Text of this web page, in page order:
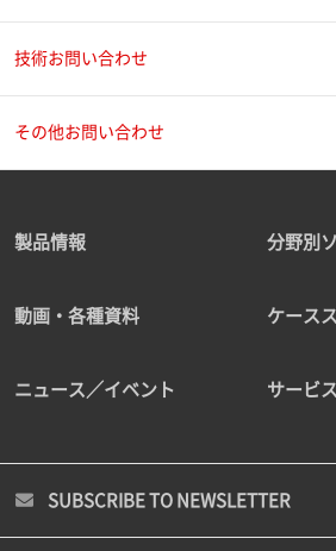
技術お問い合わせ
その他お問い合わせ
製品情報 分野別
動画・各種資料 ケース
ニュース／イベント サービ
SUBSCRIBE TO NEWSLETTER